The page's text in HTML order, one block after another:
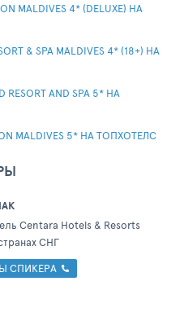
MALDIVES 4* (DELUXE) НА
& SPA MALDIVES 4* (18+) НА
AND SPA 5* НА
MALDIVES 5* НА ТОПХОТЕЛС
Centara Hotels & Resorts
СНГ
СПИКЕРА